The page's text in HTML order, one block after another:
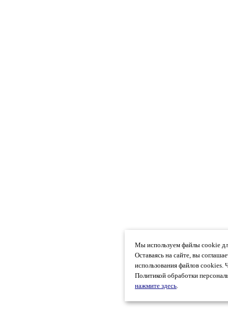
Мы используем файлы cookie
Оставаясь на сайте, вы
использования файлов cookies.
Политикой обработки
нажмите здесь.